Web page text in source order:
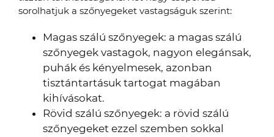
sorolhatjuk a szőnyegeket vastagságuk szerint:
Magas szálú szőnyegek: a magas szálú
szőnyegek vastagok, nagyon elegánsak,
puhák és kényelmesek, azonban
tisztántartásuk tartogat magában
kihívásokat.
Rövid szálú szőnyegek: a rövid szálú
szőnyegeket ezzel szemben sokkal